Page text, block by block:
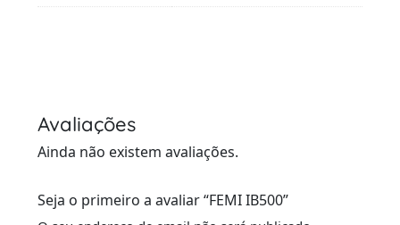
Avaliações
Ainda não existem avaliações.
Seja o primeiro a avaliar “FEMI IB500”